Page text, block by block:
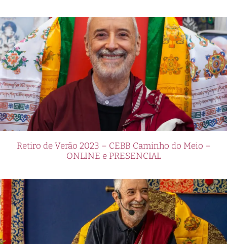
Retiro de Verão 2023 – CEBB Caminho do Meio –
ONLINE e PRESENCIAL